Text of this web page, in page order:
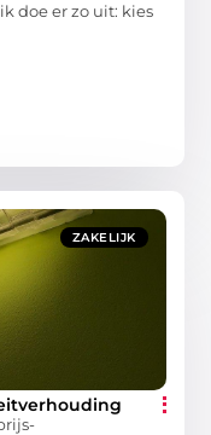
doe er zo uit: kies
ZAKELIJK